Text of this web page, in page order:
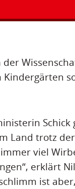
der
Kindergärten
Schick
Land trotz
viel
erklärt
ist